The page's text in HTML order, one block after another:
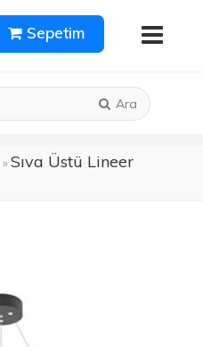
Sepetim
Ara
»Sıva Üstü Lineer